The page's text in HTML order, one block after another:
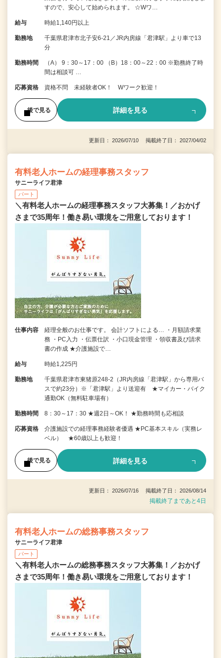
すので、安心して始められます。 ☆Wワ…
給与 時給1,140円以上
勤務地
千葉県君津市北子安6-21／JR内房線「君津駅」より車で13
分
勤務時間
（A） 9：30～17：00 （B）18：00～22：00 ※勤務終了時
間は相談可 …
応募資格 資格不問 未経験者OK！ Wワーク歓迎！
後で見る 詳細を見る
更新日： 2026/07/10 掲載終了日： 2027/04/02
有料老人ホームの経理事務スタッフ
サニーライフ君津
パート
＼有料老人ホームの経理事務スタッフ大募集！／おかげ
さまで35周年！働き易い環境をご用意しております！
仕事内容
経理全般のお仕事です。 会計ソフトによる… ・月額請求業
務 ・PC入力 ・伝票仕訳 ・小口現金管理 ・領収書及び請求
書の作成 ★介護施設で…
給与 時給1,225円
勤務地
千葉県君津市東猪原248-2（JR内房線「君津駅」から専用バ
スで約23分）※「君津駅」より送迎有 ★マイカー・バイク
通勤OK（無料駐車場有）
勤務時間 8：30～17：30 ★週2日～OK！ ★勤務時間も応相談
応募資格
介護施設での経理事務経験者優遇 ★PC基本スキル（実務レ
ベル） ★60歳以上も歓迎！
後で見る 詳細を見る
更新日： 2026/07/16 掲載終了日： 2026/08/14
掲載終了まであと4日
有料老人ホームの総務事務スタッフ
サニーライフ君津
パート
＼有料老人ホームの総務事務スタッフ大募集！／おかげ
さまで35周年！働き易い環境をご用意しております！